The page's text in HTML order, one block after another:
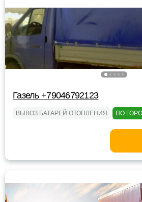
Газель +79046792123
ВЫВОЗ БАТАРЕЙ ОТОПЛЕНИЯ ПО